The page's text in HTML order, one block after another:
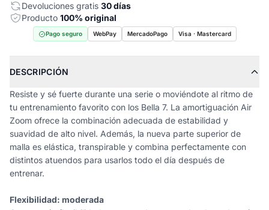
Devoluciones gratis 30 días
Producto 100% original
Pago seguro WebPay MercadoPago Visa · Mastercard
DESCRIPCIÓN
Resiste y sé fuerte durante una serie o moviéndote al ritmo de
tu entrenamiento favorito con los Bella 7. La amortiguación Air
Zoom ofrece la combinación adecuada de estabilidad y
suavidad de alto nivel. Además, la nueva parte superior de
malla es elástica, transpirable y combina perfectamente con
distintos atuendos para usarlos todo el día después de
entrenar.
Flexibilidad: moderada